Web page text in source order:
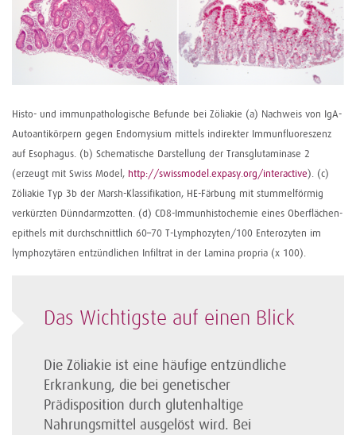
Histo- und immunpathologische Befunde bei Zöliakie (a) Nachweis von IgA-
Autoantikörpern gegen Endomysium mittels indirekter Immunfluoreszenz
auf Esophagus. (b) Schematische Darstellung der Transglutaminase 2
(erzeugt mit Swiss Model, http://swissmodel.expasy.org/interactive). (c)
Zöliakie Typ 3b der Marsh-Klassifikation, HE-Färbung mit stummelförmig
verkürzten Dünndarmzotten. (d) CD8-Immunhisto­chemie eines Oberflächen­
epithels mit durchschnittlich 60–70 T-Lymphozyten/100 Enterozyten im
lymphozytären entzündlichen Infiltrat in der Lamina propria (x 100).
Das Wichtigste auf einen Blick
Die Zöliakie ist eine häufige entzündliche
Erkrankung, die bei genetischer
Prädisposition durch glutenhaltige
Nahrungsmittel ausgelöst wird. Bei